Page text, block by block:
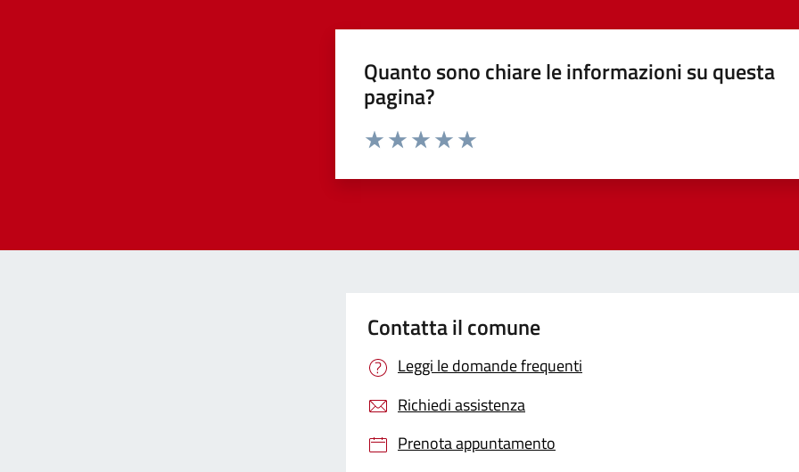
Quanto sono chiare le informazioni su questa
pagina?
Contatta il comune
Leggi le domande frequenti
Richiedi assistenza
Prenota appuntamento